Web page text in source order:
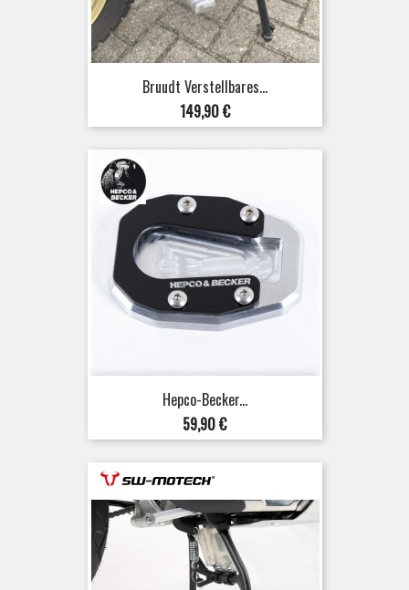
Bruudt Verstellbares...
Preis
149,90 €
Hepco-Becker...
Preis
59,90 €